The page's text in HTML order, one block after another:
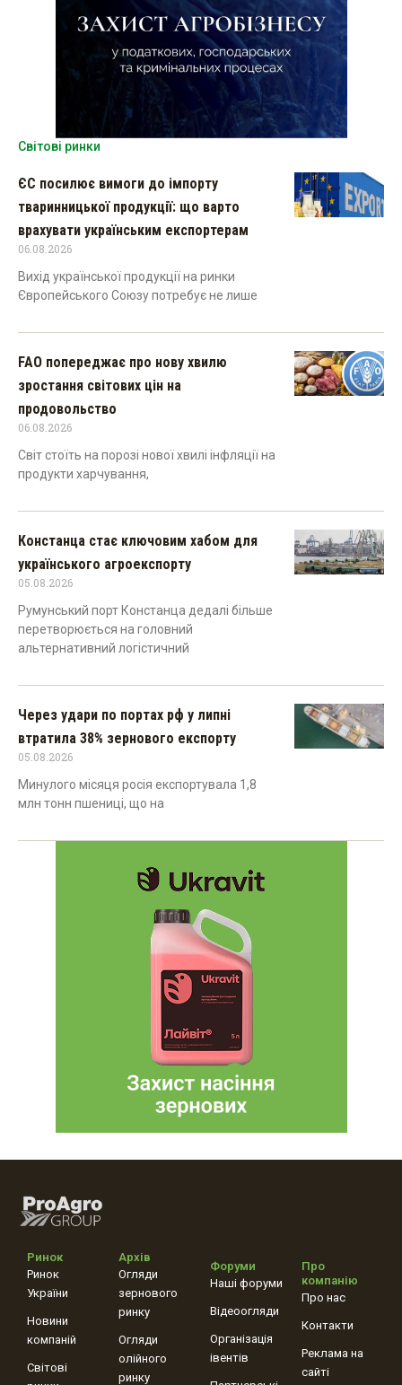
Світові ринки
ЄС посилює вимоги до імпорту
тваринницької продукції: що варто
врахувати українським експортерам
06.08.2026
Вихід української продукції на ринки
Європейського Союзу потребує не лише
FAO попереджає про нову хвилю
зростання світових цін на
продовольство
06.08.2026
Світ стоїть на порозі нової хвилі інфляції на
продукти харчування,
Констанца стає ключовим хабом для
українського агроекспорту
05.08.2026
Румунський порт Констанца дедалі більше
перетворюється на головний
альтернативний логістичний
Через удари по портах рф у липні
втратила 38% зернового експорту
05.08.2026
Минулого місяця росія експортувала 1,8
млн тонн пшениці, що на
Ринок
Ринок
України
Новини
компаній
Світові
Архів
Огляди
зернового
ринку
Огляди
олійного
ринку
Форуми
Наші форуми
Відеоогляди
Організація
івентів
Про
компанію
Про нас
Контакти
Реклама на
сайті